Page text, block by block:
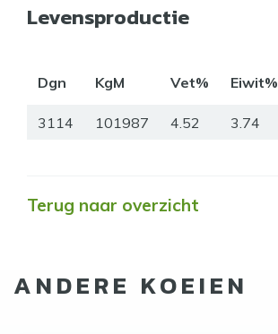
Levensproductie
Dgn KgM Vet% Eiwit%
3114 101987 4.52 3.74
Terug naar overzicht
ANDERE KOEIEN